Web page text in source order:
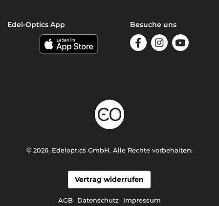
Edel-Optics App Besuche uns
Vertrag widerrufen
AGB Datenschutz Impressum
© 2026, Edeloptics GmbH. Alle Rechte vorbehalten.